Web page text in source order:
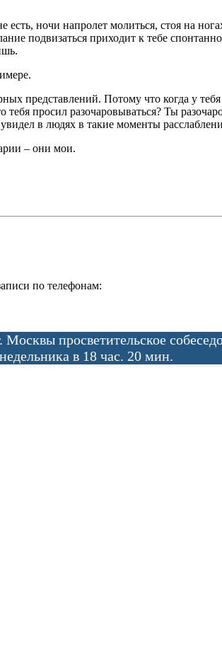
ночи напролет молиться, стоя на
подвизаться приходит к тебе
представлений. Потому что когда у
просил разочаровываться? Ты
в людях в такие моменты
– они мои.
по телефонам:
просветительское
в 18 час. 20 мин.